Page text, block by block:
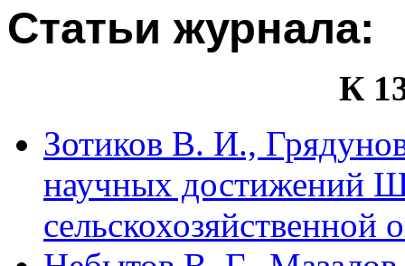
Статьи журнала:
К
Зотиков В. И.,
научных достижений